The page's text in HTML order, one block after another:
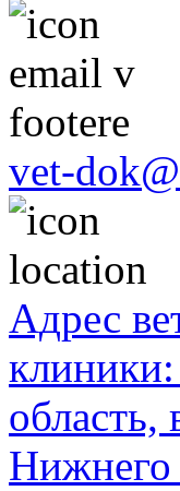
vet-
Адрес
область,
Нижнего